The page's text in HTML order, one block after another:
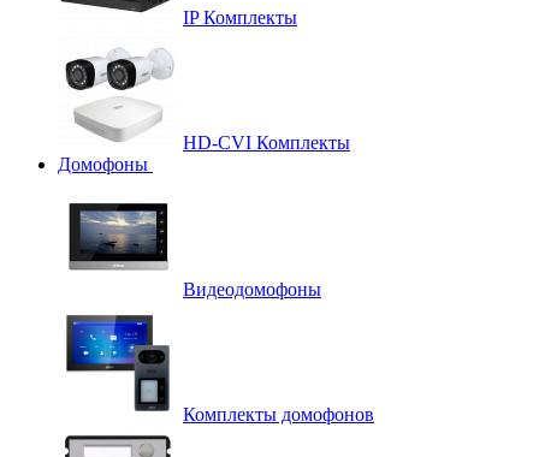
IP Комплекты
HD-CVI Комплекты
Домофоны
Видеодомофоны
Комплекты домофонов